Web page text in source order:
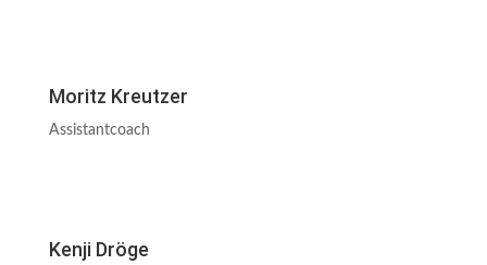
Moritz Kreutzer
Assistantcoach
Kenji Dröge